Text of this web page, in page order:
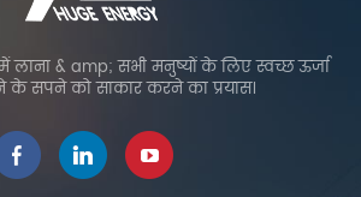
लाना & amp; सभी मनुष्यों के लिए स्वच्छ ऊर्जा
के सपने को साकार करने का प्रयास।